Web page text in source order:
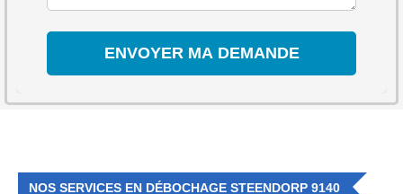
NOS SERVICES EN DÉBOCHAGE STEENDORP 9140